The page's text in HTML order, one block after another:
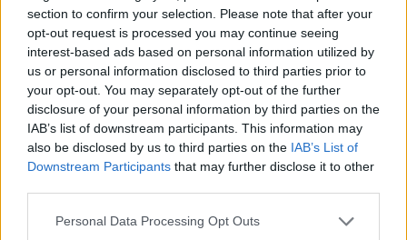
section to confirm your selection. Please note that after your
opt-out request is processed you may continue seeing
interest-based ads based on personal information utilized by
us or personal information disclosed to third parties prior to
your opt-out. You may separately opt-out of the further
disclosure of your personal information by third parties on the
IAB’s list of downstream participants. This information may
also be disclosed by us to third parties on the IAB’s List of
Downstream Participants that may further disclose it to other
Please note that this website/app uses one or more Google
Personal Data Processing Opt Outs
(conforme refletido no volume de negociação do LTC em
mercado da moeda de prata aumenta.
Uma vez que os ursos normalmente seguem os touros, se os
sentirem que atingiram seus objetivos de investimento e
ganhos com a venda de suas participações, o valor de
diminui.
físicas como moedas fiduciárias, nenhum banco central de